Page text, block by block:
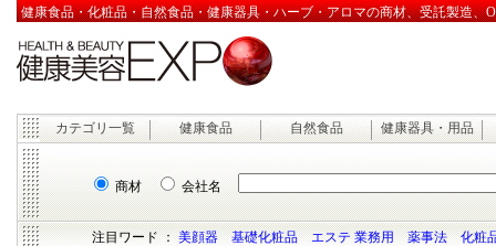
健康食品・化粧品・自然食品・健康器具・ハーブ・アロマの商材、受託製造、
カテゴリ一覧 健康食品 自然食品 健康器具・用品
商材 会社名
注目ワード ：美顔器 基礎化粧品 エステ 業務用 薬事法 化粧